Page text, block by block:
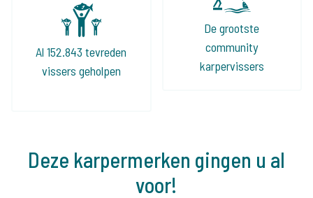
Al 152.843 tevreden
vissers geholpen
De grootste
community
karpervissers
Deze karpermerken gingen u al
voor!